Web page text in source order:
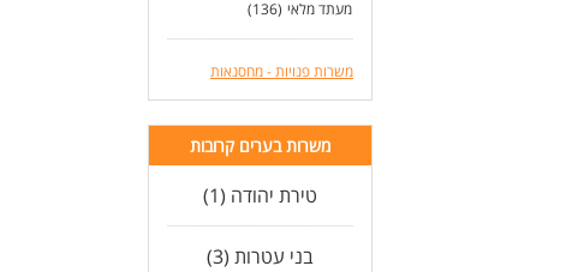
מעתד מלאי (136)
משרות פנויות - מחסנאות
משרות בערים קרובות
טירת יהודה (1)
בני עטרות (3)